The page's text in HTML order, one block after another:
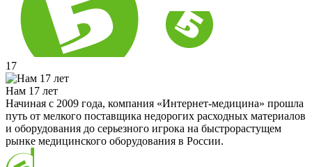
17
Нам 17 лет
Начиная с 2009 года, компания «Интернет-медицина» прошла
путь от мелкого поставщика недорогих расходных материалов
и оборудования до серьезного игрока на быстрорастущем
рынке медицинского оборудования в России.